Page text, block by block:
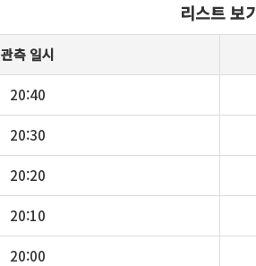
리스트 보
관측 일시
20:40
20:30
20:20
20:10
20:00